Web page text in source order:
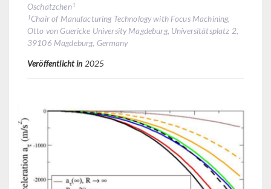
Oschätzchen1
1Chair of Manufacturing Technology with Focus Machining,
Otto von Guericke University Magdeburg, Universitätsplatz 2,
39106 Magdeburg, Germany
Veröffentlicht in 2025